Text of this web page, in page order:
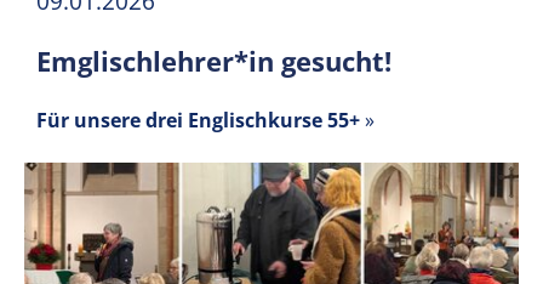
Emglischlehrer*in gesucht!
Für unsere drei Englischkurse 55+»